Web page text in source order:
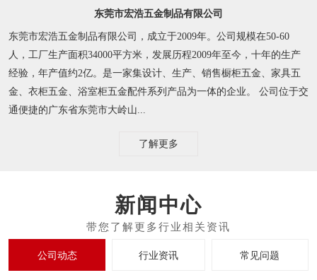
东莞市宏浩五金制品有限公司
东莞市宏浩五金制品有限公司，成立于2009年。公司规模在50-60
人，工厂生产面积34000平方米，发展历程2009年至今，十年的生产
经验，年产值约2亿。是一家集设计、生产、销售橱柜五金、家具五
金、衣柜五金、浴室柜五金配件系列产品为一体的企业。 公司位于交
通便捷的广东省东莞市大岭山...
了解更多
新闻中心
公司动态 行业资讯 常见问题